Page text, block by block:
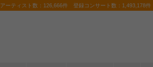
ーティスト数：126,666件 登録コンサート数：1,493,178